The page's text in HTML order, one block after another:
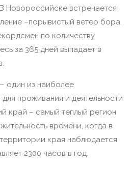
Новороссийске встречается
–порывистый ветер бора,
по количеству
за 365 дней выпадает в
один из наиболее
проживания и деятельности
край – самый теплый регион
времени, когда в
края наблюдается
2300 часов в год.